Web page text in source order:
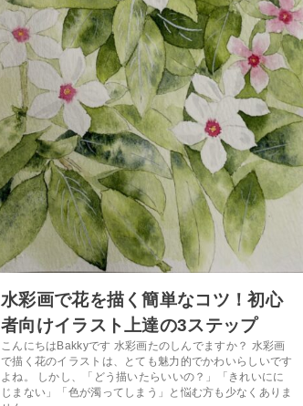
水彩画で花を描く簡単なコツ！初心
者向けイラスト上達の3ステップ
こんにちはBakkyです 水彩画たのしんでますか？ 水彩画
で描く花のイラストは、とても魅力的でかわいらしいです
よね。 しかし、「どう描いたらいいの？」「きれいにに
じまない」「色が濁ってしまう」と悩む方も少なくありま